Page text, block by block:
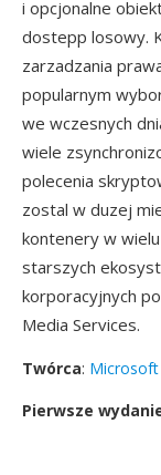
i opcjonalne
dostepp losowy.
zarzadzania
popularnym
we wczesnych
wiele
polecenia
zostal w duzej
kontenery w
starszych
korporacyjnych
Media Services.
Twórca: Microsoft
Pierwsze